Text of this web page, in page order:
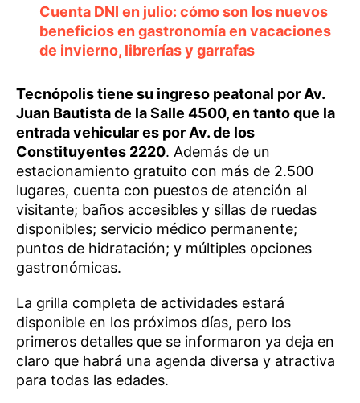
Cuenta DNI en julio: cómo son los nuevos
beneficios en gastronomía en vacaciones
de invierno, librerías y garrafas
Tecnópolis tiene su ingreso peatonal por Av.
Juan Bautista de la Salle 4500, en tanto que la
entrada vehicular es por Av. de los
Constituyentes 2220. Además de un
estacionamiento gratuito con más de 2.500
lugares, cuenta con puestos de atención al
visitante; baños accesibles y sillas de ruedas
disponibles; servicio médico permanente;
puntos de hidratación; y múltiples opciones
gastronómicas.
La grilla completa de actividades estará
disponible en los próximos días, pero los
primeros detalles que se informaron ya deja en
claro que habrá una agenda diversa y atractiva
para todas las edades.